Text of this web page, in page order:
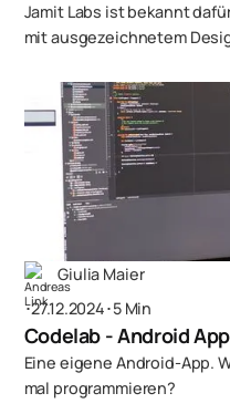
Jamit Labs ist bekannt
mit ausgezeichnetem
Giulia Maier
･27.12.2024･5 Min
Codelab - Android
Eine eigene Android-App.
mal programmieren?